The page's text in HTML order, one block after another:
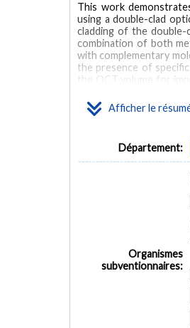
Afficher le
This work
using a double-clad
cladding of the
combination of both
with complementary
the presence of
the OCT volume for
guidance.
Imaging,
Tomography, Optical
Département:
Organismes
subventionnaires: